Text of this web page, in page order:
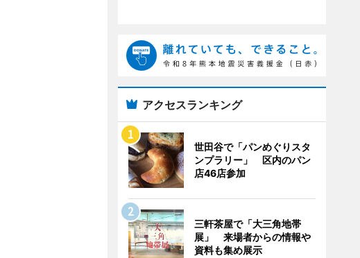
アクセスランキング
世田谷で「パンめぐりスタ
ンプラリー」 区内のパン
店46店参加
三軒茶屋で「大三角地帯
展」 来場者からの情報や
資料も集め展示